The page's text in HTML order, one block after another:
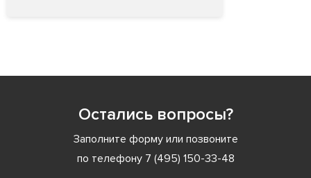
Остались вопросы?
Заполните форму или позвоните
по телефону 7 (495) 150-33-48